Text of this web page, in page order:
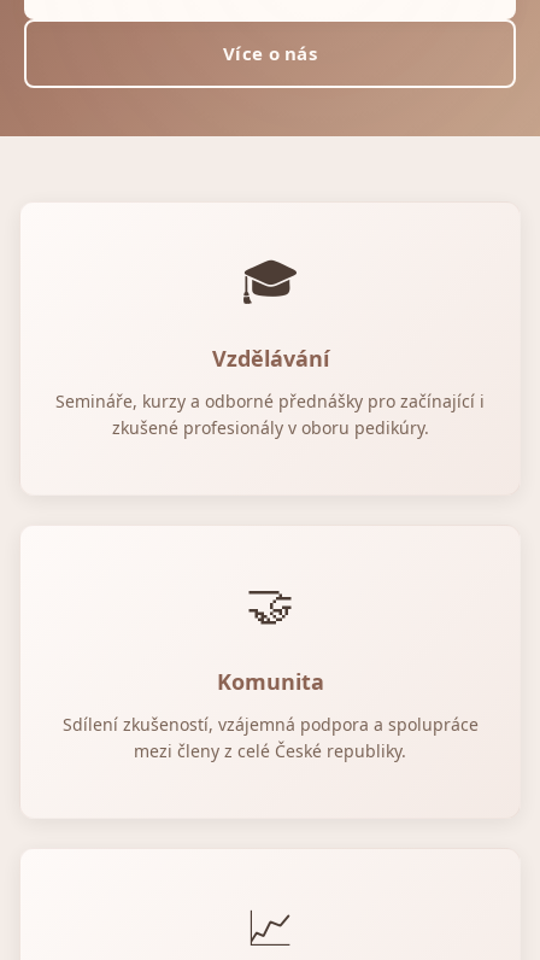
Více o nás
🎓
Vzdělávání
Semináře, kurzy a odborné přednášky pro začínající i
zkušené profesionály v oboru pedikúry.
🤝
Komunita
Sdílení zkušeností, vzájemná podpora a spolupráce
mezi členy z celé České republiky.
📈